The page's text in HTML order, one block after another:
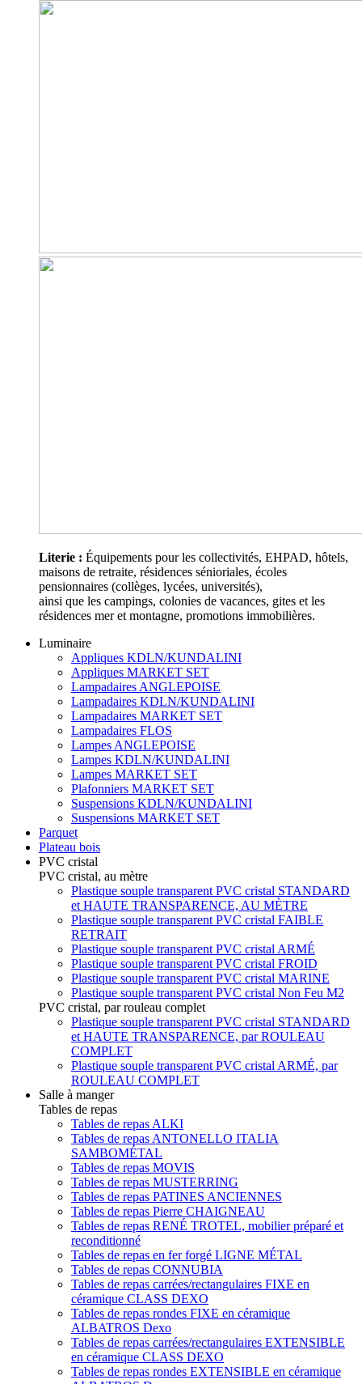
Literie : Équipements pour les collectivités, EHPAD, hôtels,
maisons de retraite, résidences sénioriales, écoles
pensionnaires (collèges, lycées, universités),
ainsi que les campings, colonies de vacances, gites et les
résidences mer et montagne, promotions immobilières.
Luminaire
Appliques KDLN/KUNDALINI
Appliques MARKET SET
Lampadaires ANGLEPOISE
Lampadaires KDLN/KUNDALINI
Lampadaires MARKET SET
Lampadaires FLOS
Lampes ANGLEPOISE
Lampes KDLN/KUNDALINI
Lampes MARKET SET
Plafonniers MARKET SET
Suspensions KDLN/KUNDALINI
Suspensions MARKET SET
Parquet
Plateau bois
PVC cristal
PVC cristal, au mètre
Plastique souple transparent PVC cristal STANDARD
et HAUTE TRANSPARENCE, AU MÈTRE
Plastique souple transparent PVC cristal FAIBLE
RETRAIT
Plastique souple transparent PVC cristal ARMÉ
Plastique souple transparent PVC cristal FROID
Plastique souple transparent PVC cristal MARINE
Plastique souple transparent PVC cristal Non Feu M2
PVC cristal, par rouleau complet
Plastique souple transparent PVC cristal STANDARD
et HAUTE TRANSPARENCE, par ROULEAU
COMPLET
Plastique souple transparent PVC cristal ARMÉ, par
ROULEAU COMPLET
Salle à manger
Tables de repas
Tables de repas ALKI
Tables de repas ANTONELLO ITALIA
SAMBOMÉTAL
Tables de repas MOVIS
Tables de repas MUSTERRING
Tables de repas PATINES ANCIENNES
Tables de repas Pierre CHAIGNEAU
Tables de repas RENÉ TROTEL, mobilier préparé et
reconditionné
Tables de repas en fer forgé LIGNE MÉTAL
Tables de repas CONNUBIA
Tables de repas carrées/rectangulaires FIXE en
céramique CLASS DEXO
Tables de repas rondes FIXE en céramique
ALBATROS Dexo
Tables de repas carrées/rectangulaires EXTENSIBLE
en céramique CLASS DEXO
Tables de repas rondes EXTENSIBLE en céramique